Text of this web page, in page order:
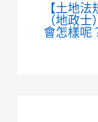
【土地
（地政
會怎樣呢